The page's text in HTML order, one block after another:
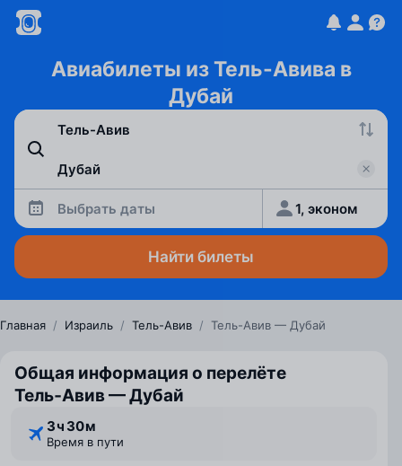
Авиабилеты из Тель-Авива в
Дубай
Выбрать даты 1, эконом
Найти билеты
Главная / Израиль / Тель-Авив / Тель-Авив — Дубай
Общая информация о перелёте
Тель‑Авив — Дубай
3 ⁠ч 30 ⁠м
Время в пути